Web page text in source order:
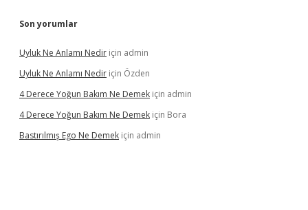
Son yorumlar
Uyluk Ne Anlamı Nedir için admin
Uyluk Ne Anlamı Nedir için Özden
4 Derece Yoğun Bakım Ne Demek için admin
4 Derece Yoğun Bakım Ne Demek için Bora
Bastırılmış Ego Ne Demek için admin